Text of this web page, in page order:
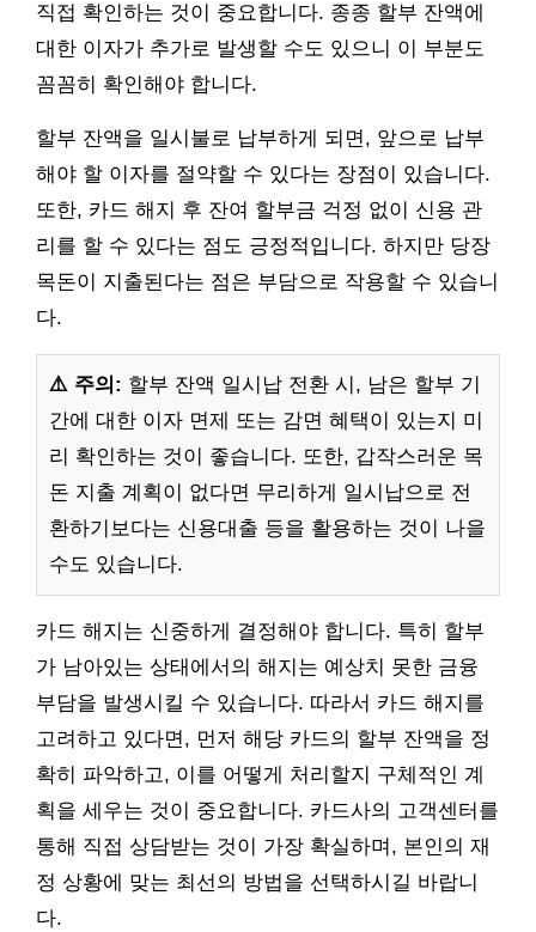
직접 확인하는 것이 중요합니다. 종종 할부 잔액에
대한 이자가 추가로 발생할 수도 있으니 이 부분도
꼼꼼히 확인해야 합니다.
할부 잔액을 일시불로 납부하게 되면, 앞으로 납부
해야 할 이자를 절약할 수 있다는 장점이 있습니다.
또한, 카드 해지 후 잔여 할부금 걱정 없이 신용 관
리를 할 수 있다는 점도 긍정적입니다. 하지만 당장
목돈이 지출된다는 점은 부담으로 작용할 수 있습니
다.
⚠️ 주의: 할부 잔액 일시납 전환 시, 남은 할부 기
간에 대한 이자 면제 또는 감면 혜택이 있는지 미
리 확인하는 것이 좋습니다. 또한, 갑작스러운 목
돈 지출 계획이 없다면 무리하게 일시납으로 전
환하기보다는 신용대출 등을 활용하는 것이 나을
수도 있습니다.
카드 해지는 신중하게 결정해야 합니다. 특히 할부
가 남아있는 상태에서의 해지는 예상치 못한 금융
부담을 발생시킬 수 있습니다. 따라서 카드 해지를
고려하고 있다면, 먼저 해당 카드의 할부 잔액을 정
확히 파악하고, 이를 어떻게 처리할지 구체적인 계
획을 세우는 것이 중요합니다. 카드사의 고객센터를
통해 직접 상담받는 것이 가장 확실하며, 본인의 재
정 상황에 맞는 최선의 방법을 선택하시길 바랍니
다.